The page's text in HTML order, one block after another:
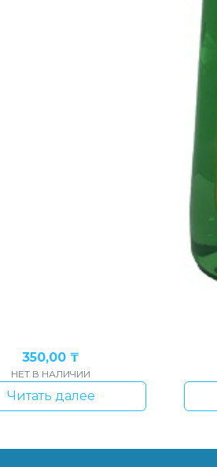
350,00 ₸
НЕТ В НАЛИЧИИ
Читать далее